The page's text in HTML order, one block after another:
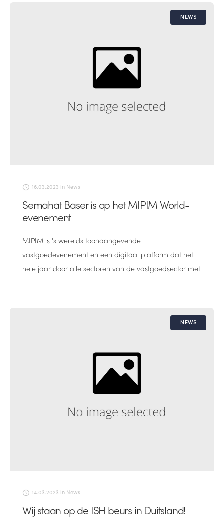
NEWS
16.03.2023 in News
Semahat Baser is op het MIPIM World-
evenement
MIPIM is 's werelds toonaangevende
vastgoedevenement en een digitaal platform dat het
hele jaar door alle sectoren van de vastgoedsector met
NEWS
14.03.2023 in News
Wij staan op de ISH beurs in Duitsland!